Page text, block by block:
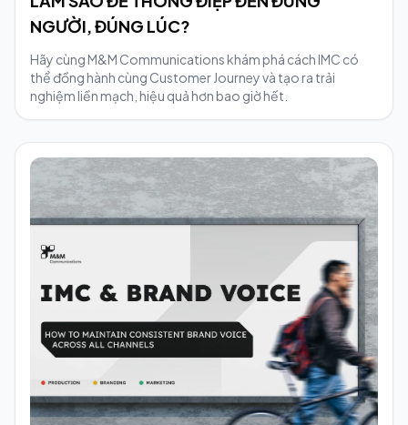
NGƯỜI, ĐÚNG LÚC?
Hãy cùng M&M Communications khám phá cách IMC có
thể đồng hành cùng Customer Journey và tạo ra trải
nghiệm liền mạch, hiệu quả hơn bao giờ hết.